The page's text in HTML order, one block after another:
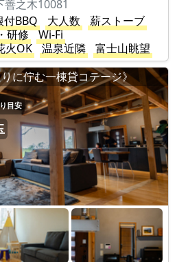
善之木10081
付BBQ 大人数
薪ストーブ
研修
Wi-Fi
火OK 温泉近隣
富士山眺望
に佇む一棟貸コテージ》
目安